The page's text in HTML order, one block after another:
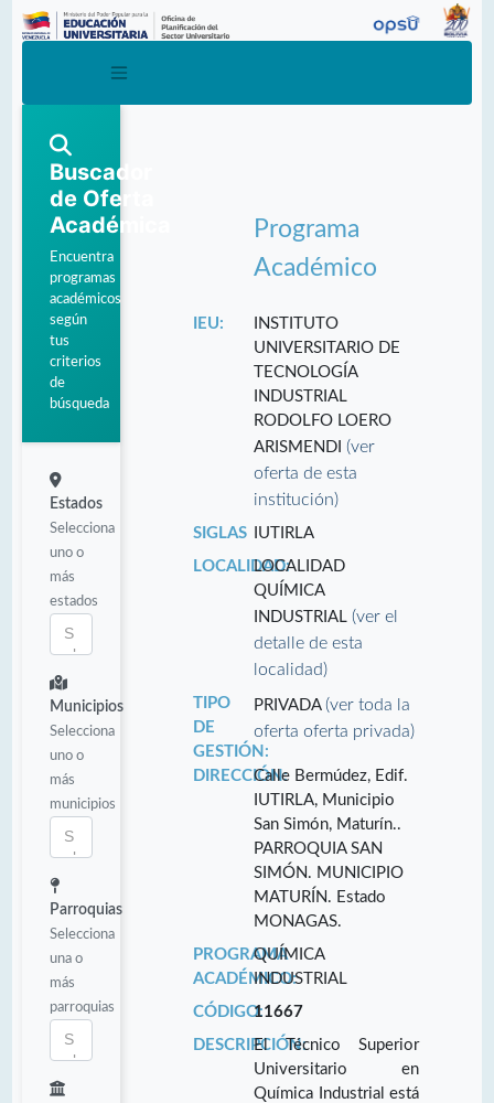
Buscador
de Oferta
Académica
Encuentra
programas
académicos
según
tus
criterios
de
búsqueda
Estados
Selecciona
uno o
más
estados
Municipios
Selecciona
uno o
más
municipios
Parroquias
Selecciona
una o
más
parroquias
Programa
Académico
IEU:
INSTITUTO
UNIVERSITARIO DE
TECNOLOGÍA
INDUSTRIAL
RODOLFO LOERO
ARISMENDI(ver
oferta de esta
institución)
SIGLAS
IUTIRLA
LOCALIDAD:LOCALIDAD
QUÍMICA
INDUSTRIAL(ver el
detalle de esta
localidad)
TIPO
DE
GESTIÓN:
PRIVADA(ver toda la
oferta oferta privada)
DIRECCIÓN:Calle Bermúdez, Edif.
IUTIRLA, Municipio
San Simón, Maturín..
PARROQUIA SAN
SIMÓN. MUNICIPIO
MATURÍN. Estado
MONAGAS.
PROGRAMA
ACADÉMICO:
QUÍMICA
INDUSTRIAL
CÓDIGO:11667
DESCRIPCIÓN:El Técnico Superior
Universitario en
Química Industrial está